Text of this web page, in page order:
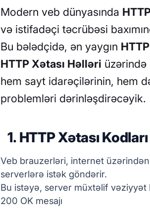
Modern veb dünyasında
və istifadəçi təcrübəsi
Bu bələdçidə, ən yaygın
HTTP Xətası Həlləri
hem sayt idarəçilərinin, hem
problemləri dərinləşdirəcəyik.
1. HTTP Xətası
Veb brauzerləri, internet
serverlərə istək göndərir.
Bu istəyə, server müxtəlif vəziyyət
200 OK mesajı